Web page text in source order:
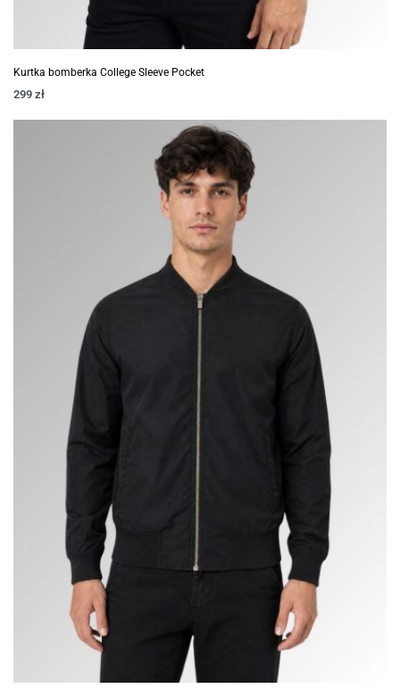
Kurtka bomberka College Sleeve Pocket
299 zł